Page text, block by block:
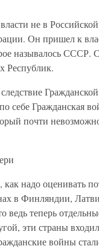
не в
Он пришел к
называлось СССР.
Республик.
себе Гражданская
почти
надо оценивать
в Финляндии,
ведь теперь
эти страны
войны